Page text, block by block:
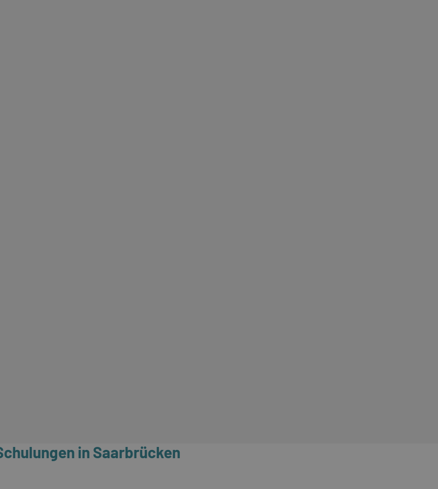
in Saarbrücken